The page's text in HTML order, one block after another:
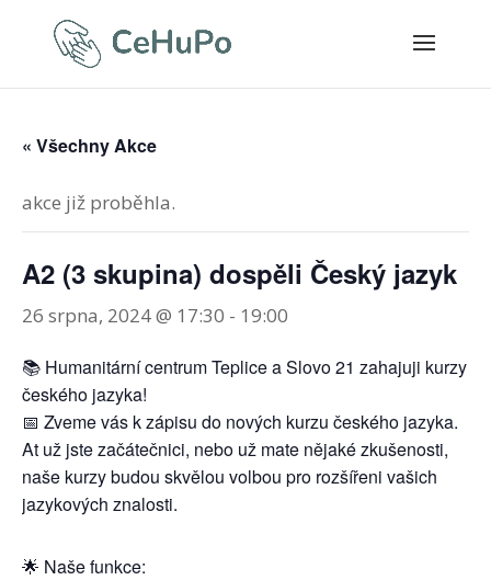
« Všechny Akce
akce již proběhla.
A2 (3 skupina) dospěli Český jazyk
26 srpna, 2024 @ 17:30 - 19:00
📚 Humanitární centrum Teplice a Slovo 21 zahajuji kurzy
českého jazyka!
📅 Zveme vás k zápisu do nových kurzu českého jazyka.
At už jste začátečnici, nebo už mate nějaké zkušenosti,
naše kurzy budou skvělou volbou pro rozšířeni vašich
jazykových znalosti.
🌟 Naše funkce: